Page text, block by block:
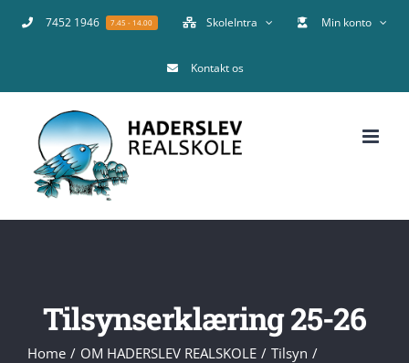
7452 1946 7.45 - 14.00 SkoleIntra Min konto
Kontakt os
Tilsynserklæring 25-26
Home OM HADERSLEV REALSKOLE
Tilsyn